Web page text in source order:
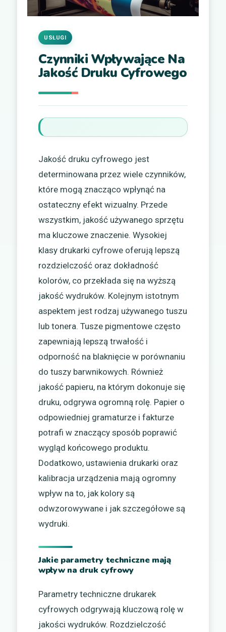
Czynniki Wpływające Na
Jakość Druku Cyfrowego
USŁUGI
Jakość druku cyfrowego jest
determinowana przez wiele czynników,
które mogą znacząco wpłynąć na
ostateczny efekt wizualny. Przede
wszystkim, jakość używanego sprzętu
ma kluczowe znaczenie. Wysokiej
klasy drukarki cyfrowe oferują lepszą
rozdzielczość oraz dokładność
kolorów, co przekłada się na wyższą
jakość wydruków. Kolejnym istotnym
aspektem jest rodzaj używanego tuszu
lub tonera. Tusze pigmentowe często
zapewniają lepszą trwałość i
odporność na blaknięcie w porównaniu
do tuszy barwnikowych. Również
jakość papieru, na którym dokonuje się
druku, odgrywa ogromną rolę. Papier o
odpowiedniej gramaturze i fakturze
potrafi w znaczący sposób poprawić
wygląd końcowego produktu.
Dodatkowo, ustawienia drukarki oraz
kalibracja urządzenia mają ogromny
wpływ na to, jak kolory są
odwzorowywane i jak szczegółowe są
wydruki.
Jakie parametry techniczne mają
wpływ na druk cyfrowy
Parametry techniczne drukarek
cyfrowych odgrywają kluczową rolę w
jakości wydruków. Rozdzielczość